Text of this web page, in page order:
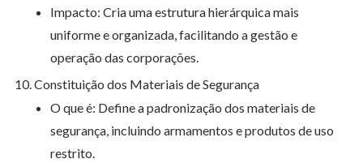
Impacto: Cria uma estrutura hierárquica mais
uniforme e organizada, facilitando a gestão e
operação das corporações.
Constituição dos Materiais de Segurança
O que é: Define a padronização dos materiais de
segurança, incluindo armamentos e produtos de uso
restrito.